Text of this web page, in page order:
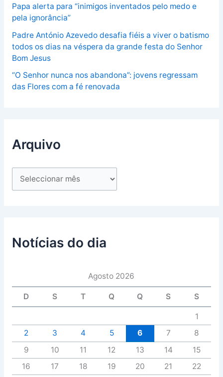
Papa alerta para “inimigos inventados pelo medo e
pela ignorância”
Padre António Azevedo desafia fiéis a viver o batismo
todos os dias na véspera da grande festa do Senhor
Bom Jesus
“O Senhor nunca nos abandona”: jovens regressam
das Flores com a fé renovada
Arquivo
Notícias do dia
Agosto 2026
D S T Q Q S S
1
2
3 4 5 6 7
8
9
10 11 12 13 14
15
16
17 18 19 20 21
22